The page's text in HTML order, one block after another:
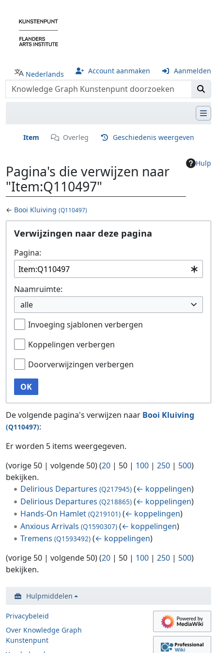
Nederlands Account aanmaken Aanmelden
Item Overleg Geschiedenis weergeven
Hulp
Pagina's die verwijzen naar
"Item:Q110497"
← Booi Kluiving (Q110497)
Ga naar:navigatie,zoeken
Verwijzingen naar deze pagina
Pagina:
Naamruimte:
alle
Invoeging sjablonen verbergen
Koppelingen verbergen
Doorverwijzingen verbergen
OK
De volgende pagina's verwijzen naar Booi Kluiving
(Q110497):
Er worden 5 items weergegeven.
(vorige 50 | volgende 50) (20 | 50 | 100 | 250 | 500)
bekijken.
Delirious Departures (Q217945) (← koppelingen)
Delirious Departures (Q218865) (← koppelingen)
Hands-On Hamlet (Q219101) (← koppelingen)
Anxious Arrivals (Q1590307) (← koppelingen)
Tremens (Q1593492) (← koppelingen)
(vorige 50 | volgende 50) (20 | 50 | 100 | 250 | 500)
bekijken.
Hulpmiddelen
Privacybeleid
Over Knowledge Graph
Kunstenpunt